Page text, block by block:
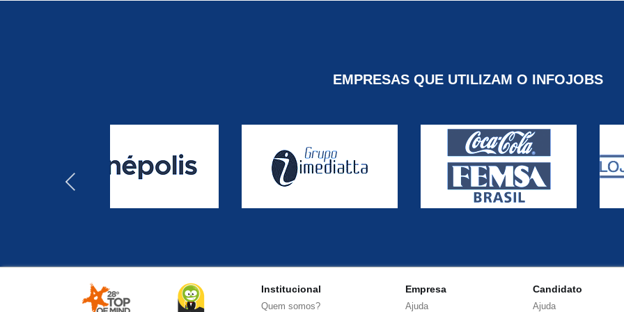
EMPRESAS QUE UTILIZAM O INFOJOBS
Institucional
Quem somos?
Empresa
Ajuda
Candidato
Ajuda